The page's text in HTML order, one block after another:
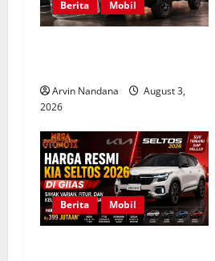
Berita Mobil
Arvin Nandana
August 3,
2026
Berita Mobil